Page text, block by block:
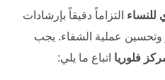
‏للنساء التزاماً دقيقاً بإرشادات
وتحسين عملية الشفاء. يجب
فلوريا اتباع ما يلي: